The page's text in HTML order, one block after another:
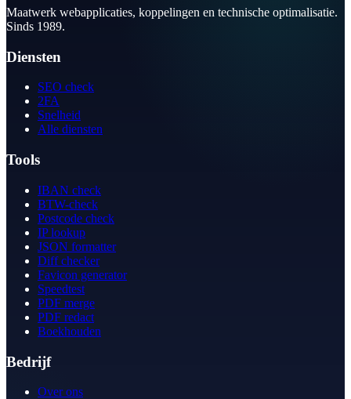
Maatwerk webapplicaties, koppelingen en technische optimalisatie.
Sinds 1989.
Diensten
SEO check
2FA
Snelheid
Alle diensten
Tools
IBAN check
BTW-check
Postcode check
IP lookup
JSON formatter
Diff checker
Favicon generator
Speedtest
PDF merge
PDF redact
Boekhouden
Bedrijf
Over ons